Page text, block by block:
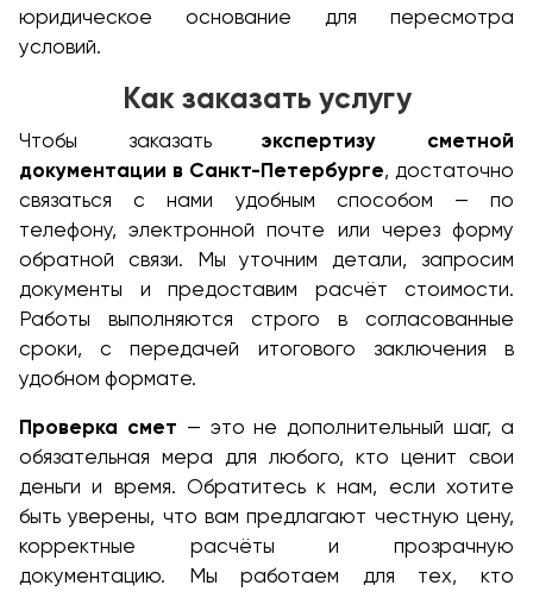
юридическое основание для пересмотра
условий.
Как заказать услугу
Чтобы заказатьэкспертизу сметной
документации в Санкт-Петербурге, достаточно
связаться с нами удобным способом — по
телефону, электронной почте или через форму
обратной связи. Мы уточним детали, запросим
документы и предоставим расчёт стоимости.
Работы выполняются строго в согласованные
сроки, с передачей итогового заключения в
удобном формате.
Проверка смет — это не дополнительный шаг, а
обязательная мера для любого, кто ценит свои
деньги и время. Обратитесь к нам, если хотите
быть уверены, что вам предлагают честную цену,
корректные расчёты и прозрачную
документацию. Мы работаем для тех, кто